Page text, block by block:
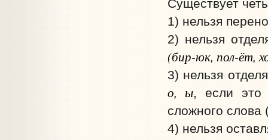
Существует
1) нельзя
2) нельзя
(бир-юк, пол-ёт,
3) нельзя
о, ы, если это
сложного слова
4) нельзя